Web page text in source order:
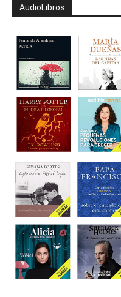
AudioLibros